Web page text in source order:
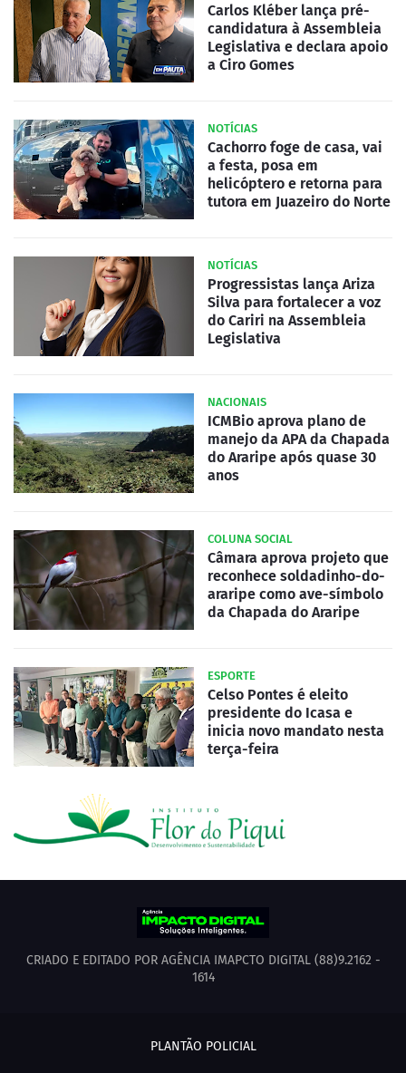
Carlos Kléber lança pré-
candidatura à Assembleia
Legislativa e declara apoio
a Ciro Gomes
NOTÍCIAS
Cachorro foge de casa, vai
a festa, posa em
helicóptero e retorna para
tutora em Juazeiro do Norte
NOTÍCIAS
Progressistas lança Ariza
Silva para fortalecer a voz
do Cariri na Assembleia
Legislativa
NACIONAIS
ICMBio aprova plano de
manejo da APA da Chapada
do Araripe após quase 30
anos
COLUNA SOCIAL
Câmara aprova projeto que
reconhece soldadinho-do-
araripe como ave-símbolo
da Chapada do Araripe
ESPORTE
Celso Pontes é eleito
presidente do Icasa e
inicia novo mandato nesta
terça-feira
CRIADO E EDITADO POR AGÊNCIA IMAPCTO DIGITAL (88)9.2162 -
1614
PLANTÃO POLICIAL